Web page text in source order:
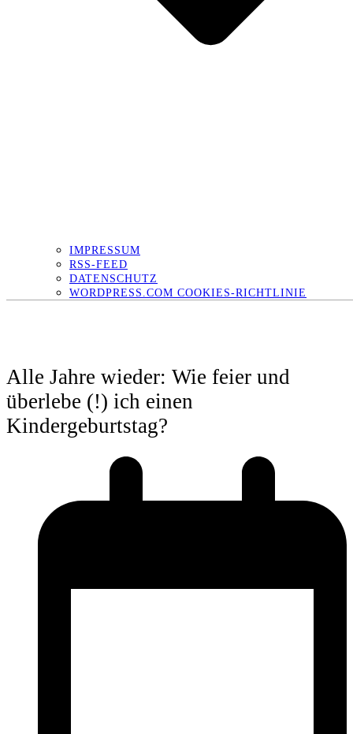
IMPRESSUM
RSS-FEED
DATENSCHUTZ
WORDPRESS.COM COOKIES-RICHTLINIE
Alle Jahre wieder: Wie feier und
überlebe (!) ich einen
Kindergeburtstag?